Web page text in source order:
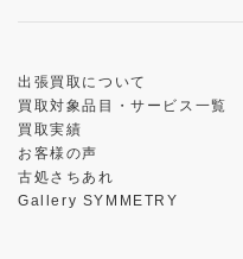
出張買取について
買取対象品目・サービス一覧
買取実績
お客様の声
古処さちあれ
Gallery SYMMETRY